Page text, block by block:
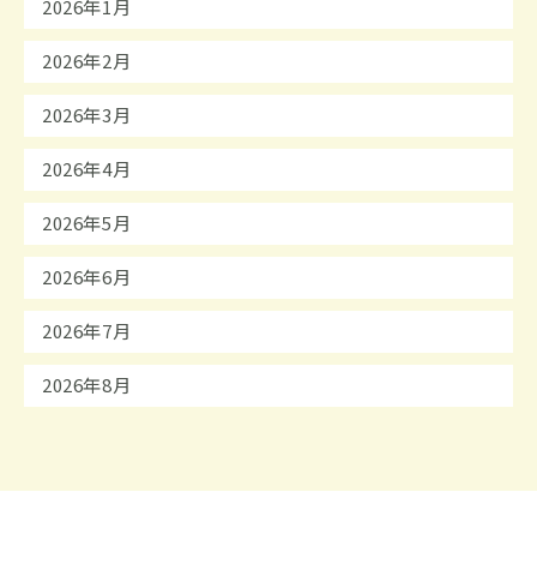
2026年1月
2026年2月
2026年3月
2026年4月
2026年5月
2026年6月
2026年7月
2026年8月